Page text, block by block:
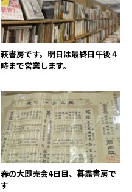
萩書房です。明日は最終日午後４
時まで営業します。
春の大即売会4日目、暮靄書房で
す